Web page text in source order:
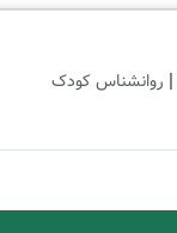
| روانشناس کودک